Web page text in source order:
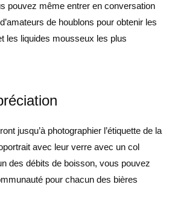
pouvez même entrer en conversation
de houblons pour obtenir les
les liquides mousseux les plus
jusqu’à photographier l’étiquette de la
avec leur verre avec un col
des débits de boisson, vous pouvez
pour chacun des bières